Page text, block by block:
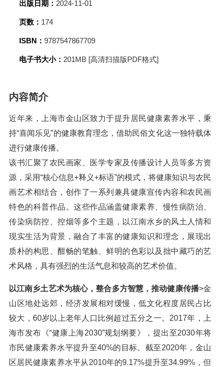
出版日期： 2024-11-01
页数： 174
ISBN： 9787547867709
电子书大小： 201MB [高清扫描版PDF格式]
内容简介
近年来，上海市金山区致力于提升居民健康素养水平，秉
持“喜闻乐见”的健康教育理念，借助民俗文化这一独特载体
进行健康传播。
该书汇聚了农民画家、医学专家及传播设计人员等多方资
源，采用“核心信息+释义+标语”的模式，将健康知识与农民
画艺术相结合，创作了一系列兼具健康宣传内容和农民画
特色的科普作品。这些作品涵盖健康素养、慢性病防治、
传染病防控、控烟等多个主题，以江南水乡的风土人情和
现实生活为背景，融合了丰富的健康知识和理念，展现出
质朴的构思、酣畅的笔触、鲜明的色彩以及拙中藏巧的艺
术风格，具有强烈的生活气息和较高的艺术价值。
以江南乡土艺术为核心，整合多方智慧，推动健康传播>金
山区地处远郊，经济发展相对缓慢，低文化程度居民占比
较大，60岁以上老年人口比例超过五分之一。2017年，上
海市发布《“健康上海2030”规划纲要》，提出至2030年将
市民健康素养水平提升至40%的目标。截至2020年，金山
区居民健康素养水平从2010年的9.17%提升至34.99%，但